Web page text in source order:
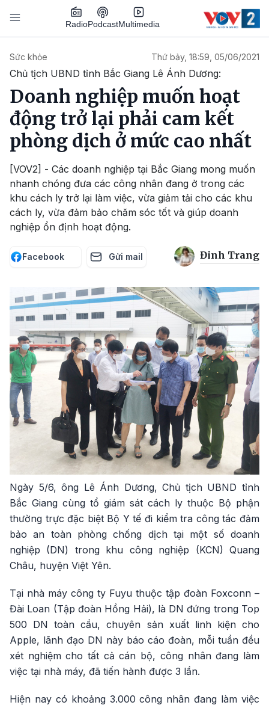
Nhảy đến nội dung
RadioPodcastMultimedia
Sức khỏe Thứ bảy, 18:59, 05/06/2021
Chủ tịch UBND tỉnh Bắc Giang Lê Ánh Dương:
Doanh nghiệp muốn hoạt
động trở lại phải cam kết
phòng dịch ở mức cao nhất
[VOV2] - Các doanh nghiệp tại Bắc Giang mong muốn
nhanh chóng đưa các công nhân đang ở trong các
khu cách ly trở lại làm việc, vừa giảm tải cho các khu
cách ly, vừa đảm bảo chăm sóc tốt và giúp doanh
nghiệp ổn định hoạt động.
Facebook Gửi mail Đinh Trang
Ngày 5/6, ông Lê Ánh Dương, Chủ tịch UBND tỉnh
Bắc Giang cùng tổ giám sát cách ly thuộc Bộ phận
thường trực đặc biệt Bộ Y tế đi kiểm tra công tác đảm
bảo an toàn phòng chống dịch tại một số doanh
nghiệp (DN) trong khu công nghiệp (KCN) Quang
Châu, huyện Việt Yên.
Tại nhà máy công ty Fuyu thuộc tập đoàn Foxconn –
Đài Loan (Tập đoàn Hồng Hải), là DN đứng trong Top
500 DN toàn cầu, chuyên sản xuất linh kiện cho
Apple, lãnh đạo DN này báo cáo đoàn, mỗi tuần đều
xét nghiệm cho tất cả cán bộ, công nhân đang làm
việc tại nhà máy, đã tiến hành được 3 lần.
Hiện nay có khoảng 3.000 công nhân đang làm việc